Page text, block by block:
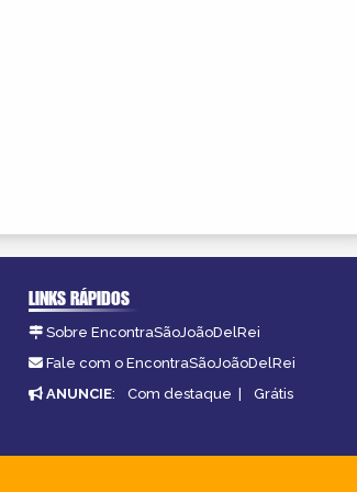
LINKS RÁPIDOS
Sobre EncontraSãoJoãoDelRei
Fale com o EncontraSãoJoãoDelRei
ANUNCIE: Com destaque | Grátis